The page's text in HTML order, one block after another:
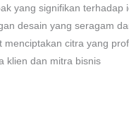
yang signifikan terhadap
desain yang seragam
menciptakan citra yang
klien dan mitra bisnis